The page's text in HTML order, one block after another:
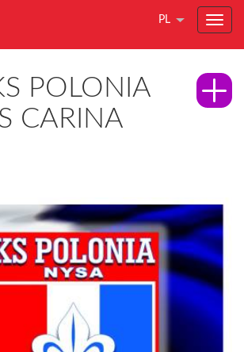
PL
POLONIA
CARINA